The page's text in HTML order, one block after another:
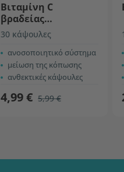
Βιταμίνη C
βραδείας
αποδέσμευσης
30 κάψουλες
ανοσοποιητικό σύστημα
μείωση της κόπωσης
ανθεκτικές κάψουλες
4,99 € 5,99 €